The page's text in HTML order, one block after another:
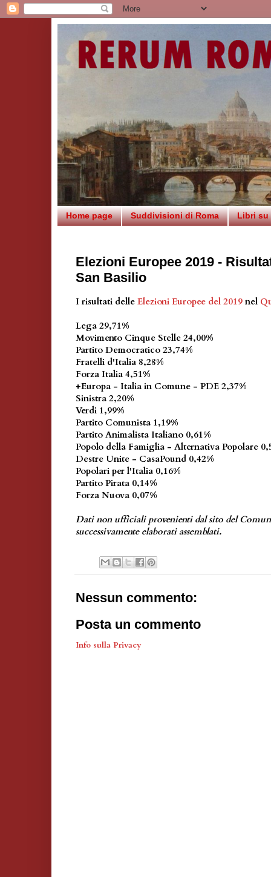
Home page Suddivisioni di Roma Libri su
Elezioni Europee 2019 -
San Basilio
I risultati delle Elezioni Europee del 2019 nel
Lega 29,71%
Movimento Cinque Stelle 24,00%
Partito Democratico 23,74%
Fratelli d'Italia 8,28%
Forza Italia 4,51%
+Europa - Italia in Comune - PDE 2,37%
Sinistra 2,20%
Verdi 1,99%
Partito Comunista 1,19%
Partito Animalista Italiano 0,61%
Popolo della Famiglia - Alternativa Popolare
Destre Unite - CasaPound 0,42%
Popolari per l'Italia 0,16%
Partito Pirata 0,14%
Forza Nuova 0,07%
Dati non ufficiali provenienti dal sito del
successivamente elaborati assemblati.
Nessun commento:
Posta un commento
Info sulla Privacy